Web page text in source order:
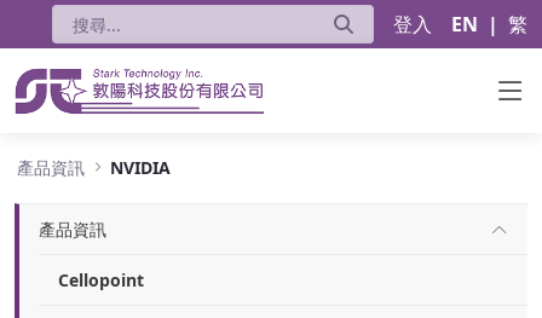
登入 EN | 繁
產品資訊 NVIDIA
產品資訊
Cellopoint